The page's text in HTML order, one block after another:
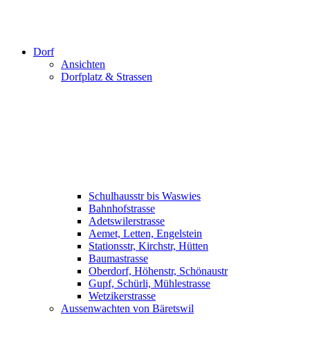
Dorf
Ansichten
Dorfplatz & Strassen
Schulhausstr bis Waswies
Bahnhofstrasse
Adetswilerstrasse
Aemet, Letten, Engelstein
Stationsstr, Kirchstr, Hütten
Baumastrasse
Oberdorf, Höhenstr, Schönaustr
Gupf, Schürli, Mühlestrasse
Wetzikerstrasse
Aussenwachten von Bäretswil